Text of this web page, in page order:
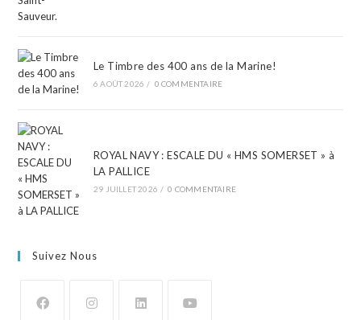
Le Timbre des 400 ans de la Marine!
6 AOÛT 2026 / 0 COMMENTAIRE
ROYAL NAVY : ESCALE DU « HMS SOMERSET » à
LA PALLICE
29 JUILLET 2026 / 0 COMMENTAIRE
Suivez Nous